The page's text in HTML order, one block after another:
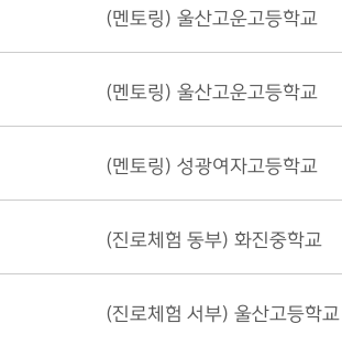
(멘토링) 울산고운고등학교
(멘토링) 울산고운고등학교
(멘토링) 성광여자고등학교
(진로체험 동부) 화진중학교
(진로체험 서부) 울산고등학교